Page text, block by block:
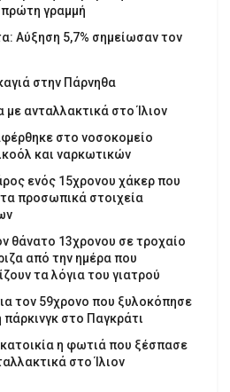
γραμμή
Αύξηση 5,7% σημείωσαν τον
στην Πάρνηθα
ανταλλακτικά στο Ίλιον
στο νοσοκομείο
και ναρκωτικών
ενός 15χρονου χάκερ που
προσωπικά στοιχεία
θάνατο 13χρονου σε τροχαίο
από την ημέρα που
τα λόγια του γιατρού
τον 59χρονο που ξυλοκόπησε
πάρκινγκ στο Παγκράτι
η φωτιά που ξέσπασε
στο Ίλιον